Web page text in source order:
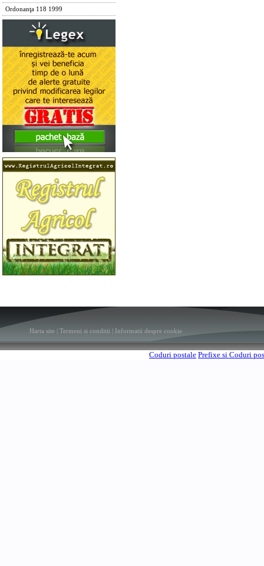
Ordonanţa 118 1999
Harta site | Termeni si conditii | Informatii despre cookie
Coduri postale Prefixe si Coduri